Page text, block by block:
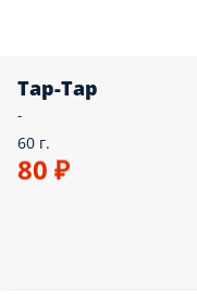
Тар-Тар
-
60 г.
80 ₽